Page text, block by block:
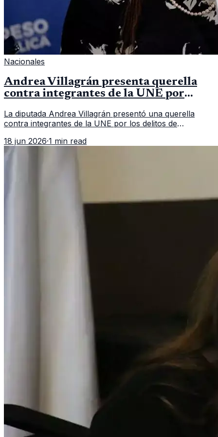
Nacionales
Andrea Villagrán presenta querella
contra integrantes de la UNE por
La diputada Andrea Villagrán presentó una querella
contra integrantes de la UNE por los delitos de
18 jun 2026·1 min read